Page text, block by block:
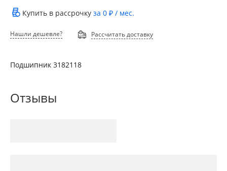
Купить в рассрочку за 0 ₽ / мес.
Нашли дешевле? Рассчитать доставку
Подшипник 3182118
Отзывы